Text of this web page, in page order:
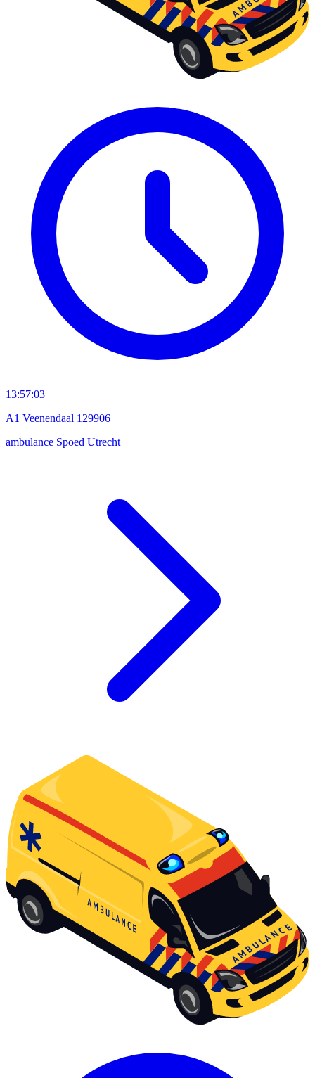
13:57:03
A1 Veenendaal 129906
ambulance Spoed Utrecht